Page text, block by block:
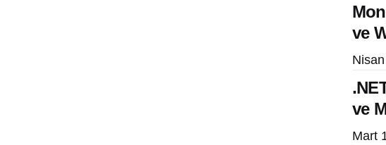
ve
ve
Mart